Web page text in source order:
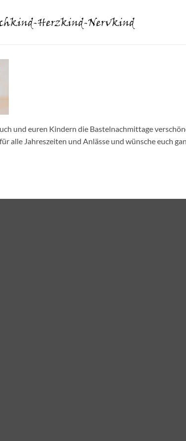
und euren Kindern die Bastelnachmittage
alle Jahreszeiten und Anlässe und wünsche euch